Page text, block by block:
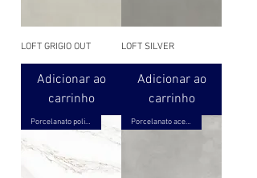
LOFT GRIGIO OUT
Adicionar ao
carrinho
LOFT SILVER
Adicionar ao
carrinho
Porcelanato polido Porcelanato acetinado